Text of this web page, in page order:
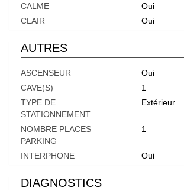
CALME
Oui
CLAIR
Oui
AUTRES
ASCENSEUR
Oui
CAVE(S)
1
TYPE DE
STATIONNEMENT
Extérieur
NOMBRE PLACES
PARKING
1
INTERPHONE Oui
DIAGNOSTICS